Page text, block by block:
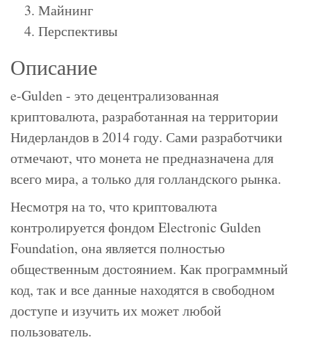
Майнинг
Перспективы
Описание
e-Gulden - это децентрализованная
криптовалюта, разработанная на территории
Нидерландов в 2014 году. Сами разработчики
отмечают, что монета не предназначена для
всего мира, а только для голландского рынка.
Несмотря на то, что криптовалюта
контролируется фондом Electronic Gulden
Foundation, она является полностью
общественным достоянием. Как программный
код, так и все данные находятся в свободном
доступе и изучить их может любой
пользователь.